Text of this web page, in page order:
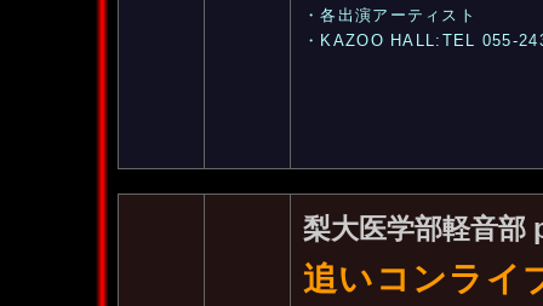
・各出演アーティスト
・KAZOO HALL:TEL 055-
梨大医学部軽音部
追いコンライ